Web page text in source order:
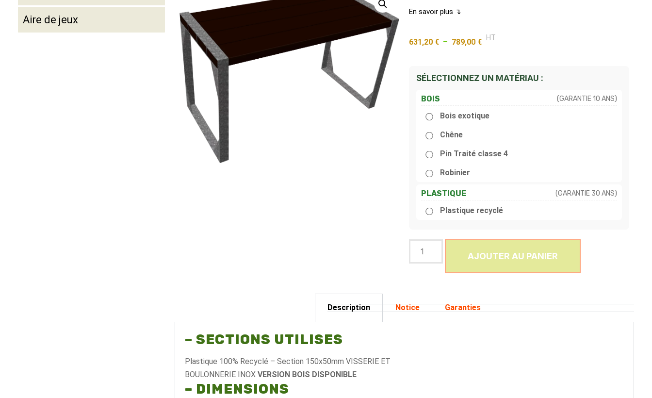
Aire de jeux
En savoir plus ↴
631,20 € – 789,00 € HT
SÉLECTIONNEZ UN MATÉRIAU :
BOIS (GARANTIE 10 ANS)
Bois exotique
Chêne
Pin Traité classe 4
Robinier
PLASTIQUE (GARANTIE 30 ANS)
Plastique recyclé
AJOUTER AU PANIER
Description Notice Garanties
– SECTIONS UTILISES
Plastique 100% Recyclé – Section 150x50mm VISSERIE ET
BOULONNERIE INOX VERSION BOIS DISPONIBLE
– DIMENSIONS